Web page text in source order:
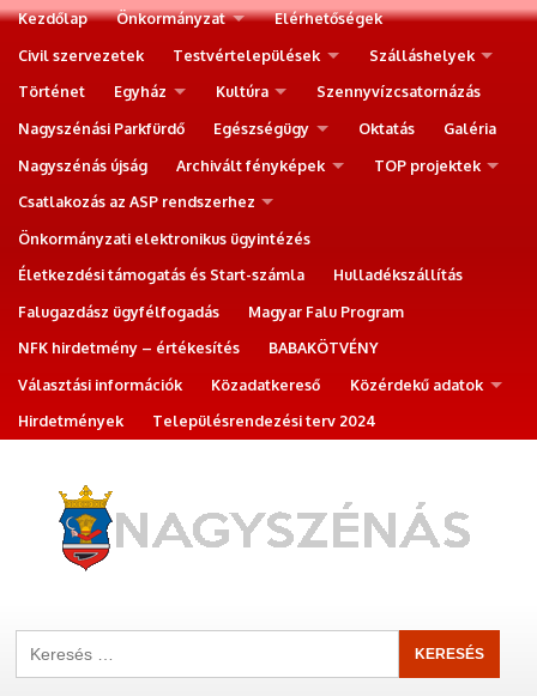
Kezdőlap Önkormányzat
Elérhetőségek
Civil szervezetek
Testvértelepülések
Szálláshelyek
Történet
Egyház Kultúra
Szennyvízcsatornázás
Nagyszénási Parkfürdő
Egészségügy Oktatás
Galéria
Nagyszénás újság
Archivált fényképek
TOP projektek
Csatlakozás az ASP rendszerhez
Önkormányzati elektronikus ügyintézés
Életkezdési támogatás és Start-számla
Hulladékszállítás
Falugazdász ügyfélfogadás
Magyar Falu Program
NFK hirdetmény – értékesítés
BABAKÖTVÉNY
Választási információk
Közadatkereső
Közérdekű adatok
Hirdetmények
Településrendezési terv 2024